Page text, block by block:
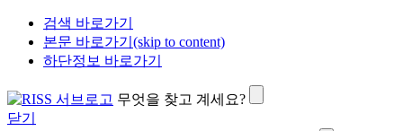
검색 바로가기
본문 바로가기(skip to content)
하단정보 바로가기
무엇을 찾고 계세요?
닫기